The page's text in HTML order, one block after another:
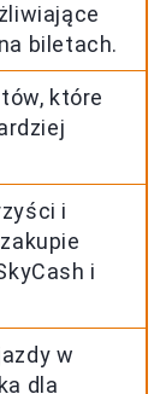
biletach.
które
i
i
w
dla